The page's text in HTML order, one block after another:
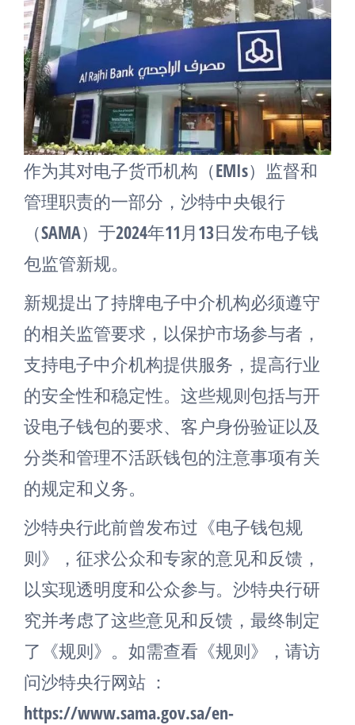
作为其对电子货币机构（EMIs）监督和
管理职责的一部分，沙特中央银行
（SAMA）于2024年11月13日发布电子钱
包监管新规。
新规提出了持牌电子中介机构必须遵守
的相关监管要求，以保护市场参与者，
支持电子中介机构提供服务，提高行业
的安全性和稳定性。这些规则包括与开
设电子钱包的要求、客户身份验证以及
分类和管理不活跃钱包的注意事项有关
的规定和义务。
沙特央行此前曾发布过《电子钱包规
则》，征求公众和专家的意见和反馈，
以实现透明度和公众参与。沙特央行研
究并考虑了这些意见和反馈，最终制定
了《规则》。如需查看《规则》，请访
问沙特央行网站 ：
https://www.sama.gov.sa/en-